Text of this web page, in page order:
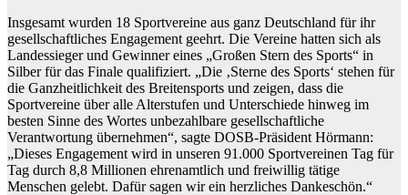
Insgesamt wurden 18 Sportvereine aus ganz Deutschland für ihr
gesellschaftliches Engagement geehrt. Die Vereine hatten sich als
Landessieger und Gewinner eines „Großen Stern des Sports“ in
Silber für das Finale qualifiziert. „Die ‚Sterne des Sports‘ stehen für
die Ganzheitlichkeit des Breitensports und zeigen, dass die
Sportvereine über alle Alterstufen und Unterschiede hinweg im
besten Sinne des Wortes unbezahlbare gesellschaftliche
Verantwortung übernehmen“, sagte DOSB-Präsident Hörmann:
„Dieses Engagement wird in unseren 91.000 Sportvereinen Tag für
Tag durch 8,8 Millionen ehrenamtlich und freiwillig tätige
Menschen gelebt. Dafür sagen wir ein herzliches Dankeschön.“